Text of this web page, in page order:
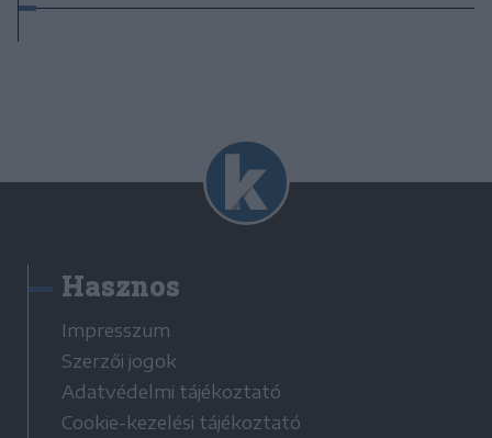
Hasznos
Impresszum
Szerzői jogok
Adatvédelmi tájékoztató
Cookie-kezelési tájékoztató